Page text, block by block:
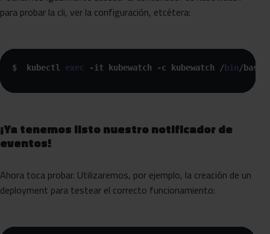
para probar la cli, ver la configuración, etcétera:
$  kubectl exec -it kubewatch -c kubewatch / bin/bash
¡Ya tenemos listo nuestro notificador de
eventos!
Ahora toca probar. Utilizaremos, por ejemplo, la creación de un
deployment para testear el correcto funcionamiento: